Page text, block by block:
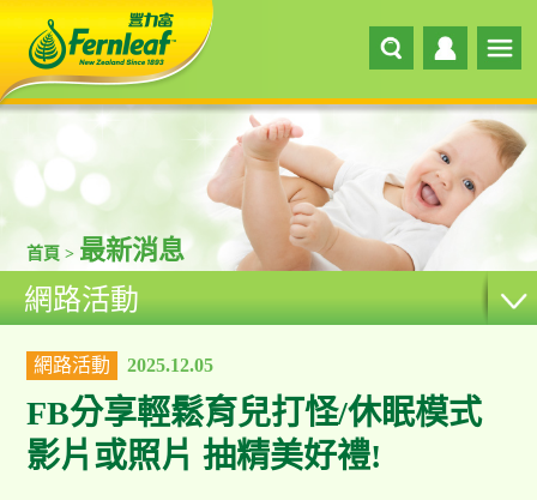
首頁 > 最新消息
網路活動
網路活動 2025.12.05
FB分享輕鬆育兒打怪/休眠模式
影片或照片 抽精美好禮!